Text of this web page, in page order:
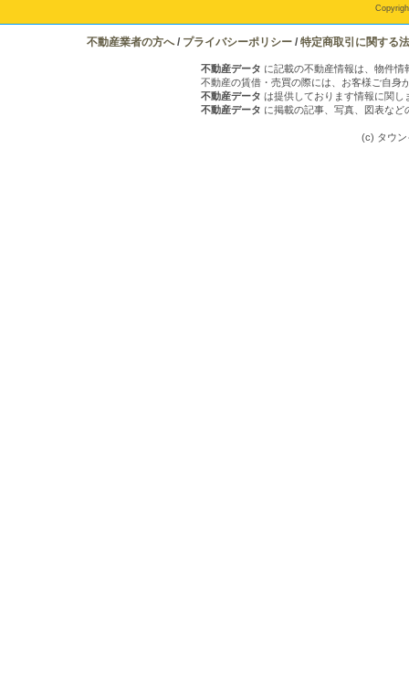
不動産業者の方へ/ プライバシーポリシー /特定商取引に関する
不動産データ に記載の不動産情報は、物件
不動産の賃借・売買の際には、お客様ご自身
不動産データ は提供しております情報に関し
不動産データ に掲載の記事、写真、図表な
(c) タウン